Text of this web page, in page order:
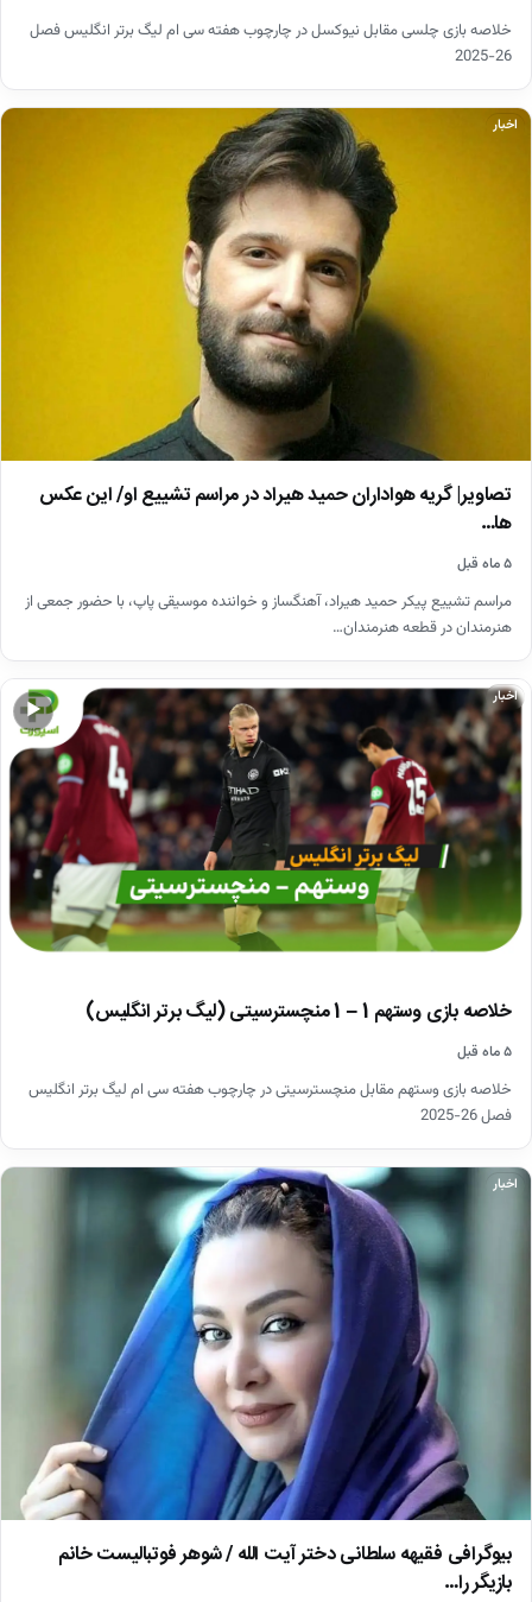
خلاصه بازی چلسی مقابل نیوکسل در چارچوب هفته سی ام لیگ برتر انگلیس فصل
26-2025
اخبار
تصاویر| گریه هواداران حمید هیراد در مراسم تشییع او/ این عکس
ها…
۵ ماه قبل
مراسم تشییع پیکر حمید هیراد، آهنگساز و خواننده موسیقی پاپ، با حضور جمعی از
هنرمندان در قطعه هنرمندان…
▶
اخبار
خلاصه بازی وستهم 1 – 1 منچسترسیتی (لیگ برتر انگلیس)
۵ ماه قبل
خلاصه بازی وستهم مقابل منچسترسیتی در چارچوب هفته سی ام لیگ برتر انگلیس
فصل 26-2025
اخبار
بیوگرافی فقیهه سلطانی دختر آیت الله / شوهر فوتبالیست خانم
بازیگر را…